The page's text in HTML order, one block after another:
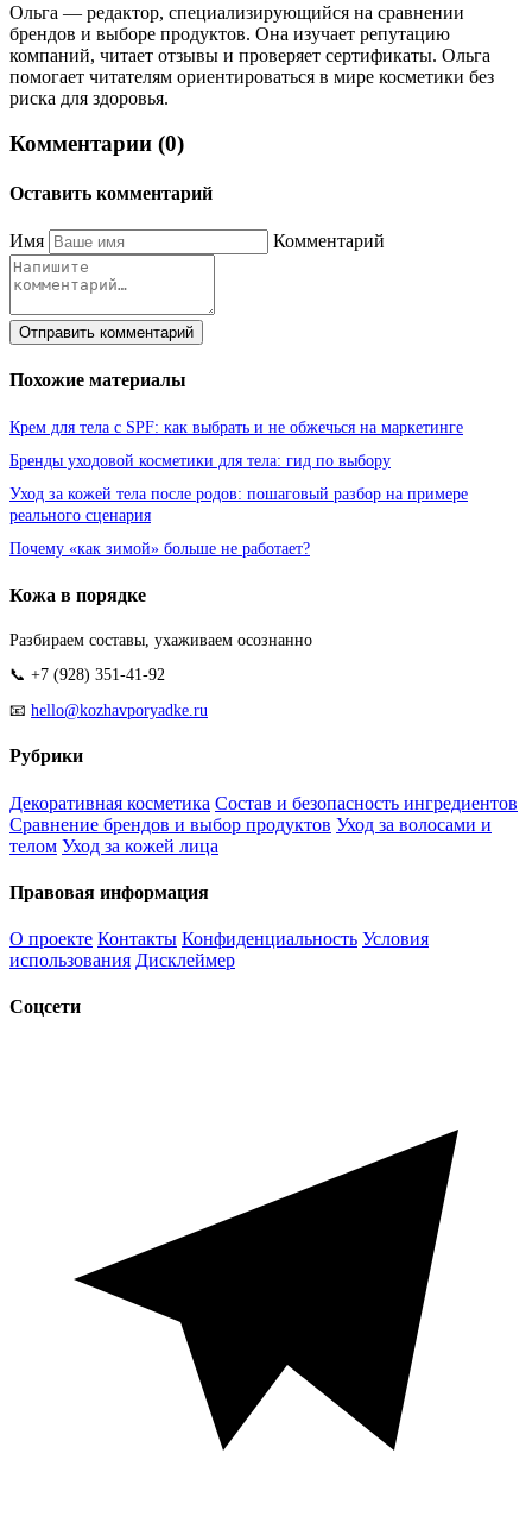
Ольга — редактор, специализирующийся на сравнении
брендов и выборе продуктов. Она изучает репутацию
компаний, читает отзывы и проверяет сертификаты. Ольга
помогает читателям ориентироваться в мире косметики без
риска для здоровья.
Комментарии (0)
Оставить комментарий
Имя Комментарий
Отправить комментарий
Похожие материалы
Крем для тела с SPF: как выбрать и не обжечься на маркетинге
Бренды уходовой косметики для тела: гид по выбору
Уход за кожей тела после родов: пошаговый разбор на примере
реального сценария
Почему «как зимой» больше не работает?
Кожа в порядке
Разбираем составы, ухаживаем осознанно
📞 +7 (928) 351-41-92
📧 hello@kozhavporyadke.ru
Рубрики
Декоративная косметика Состав и безопасность ингредиентов
Сравнение брендов и выбор продуктов Уход за волосами и
телом Уход за кожей лица
Правовая информация
О проекте Контакты Конфиденциальность Условия
использования Дисклеймер
Соцсети